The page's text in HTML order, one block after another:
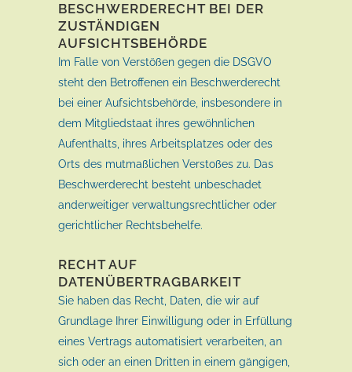
BESCHWERDERECHT BEI DER
ZUSTÄNDIGEN
AUFSICHTSBEHÖRDE
Im Falle von Verstößen gegen die DSGVO
steht den Betroffenen ein Beschwerderecht
bei einer Aufsichtsbehörde, insbesondere in
dem Mitgliedstaat ihres gewöhnlichen
Aufenthalts, ihres Arbeitsplatzes oder des
Orts des mutmaßlichen Verstoßes zu. Das
Beschwerderecht besteht unbeschadet
anderweitiger verwaltungsrechtlicher oder
gerichtlicher Rechtsbehelfe.
RECHT AUF
DATENÜBERTRAGBARKEIT
Sie haben das Recht, Daten, die wir auf
Grundlage Ihrer Einwilligung oder in Erfüllung
eines Vertrags automatisiert verarbeiten, an
sich oder an einen Dritten in einem gängigen,